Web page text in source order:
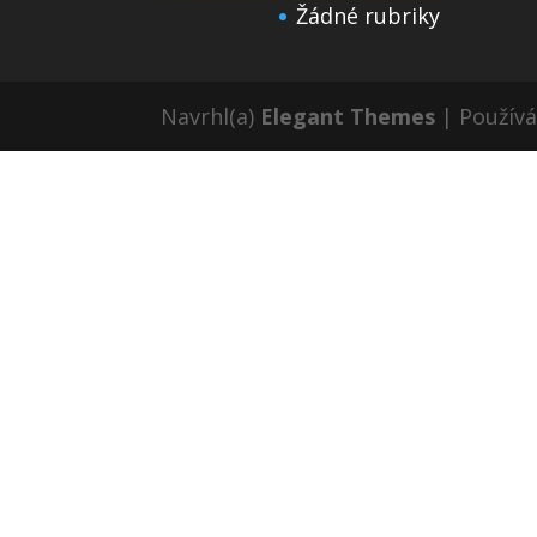
Žádné rubriky
Navrhl(a) Elegant Themes |